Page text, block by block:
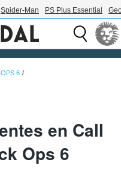
Spider-Man PS Plus Essential
6
en Call
Ops 6